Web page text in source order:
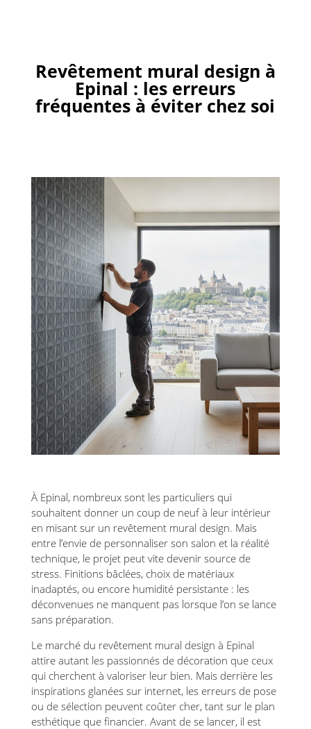
Revêtement mural design à
Epinal : les erreurs
fréquentes à éviter chez soi
À Epinal, nombreux sont les particuliers qui
souhaitent donner un coup de neuf à leur intérieur
en misant sur un revêtement mural design. Mais
entre l’envie de personnaliser son salon et la réalité
technique, le projet peut vite devenir source de
stress. Finitions bâclées, choix de matériaux
inadaptés, ou encore humidité persistante : les
déconvenues ne manquent pas lorsque l’on se lance
sans préparation.
Le marché du revêtement mural design à Epinal
attire autant les passionnés de décoration que ceux
qui cherchent à valoriser leur bien. Mais derrière les
inspirations glanées sur internet, les erreurs de pose
ou de sélection peuvent coûter cher, tant sur le plan
esthétique que financier. Avant de se lancer, il est